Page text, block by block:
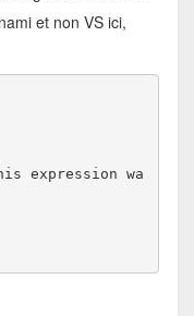
et non VS ici,
expression wa